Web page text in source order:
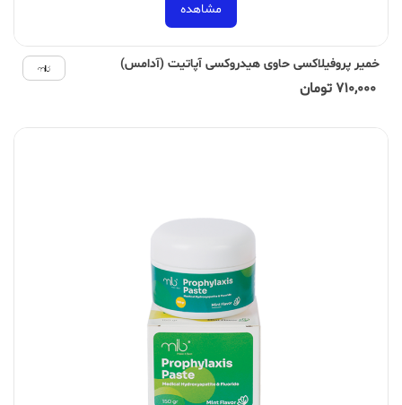
مشاهده
خمیر پروفیلاکسی حاوی هیدروکسی آپاتیت (آدامس)